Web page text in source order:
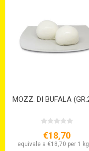
MOZZ. DI BUFALA
€18,70
equivale a €18,70 per 1